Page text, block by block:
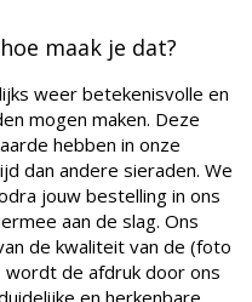
maak je dat?
weer betekenisvolle en
mogen maken. Deze
hebben in onze
dan andere sieraden. We
jouw bestelling in ons
aan de slag. Ons
de kwaliteit van de (foto
wordt de afdruk door ons